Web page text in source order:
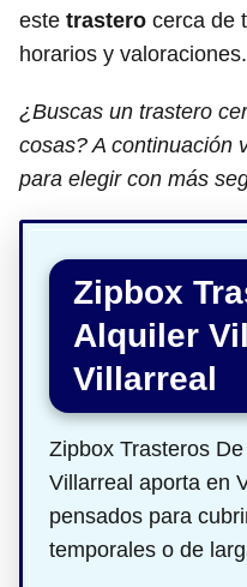
este trastero cerca de
horarios y valoraciones.
¿Buscas un trastero
cosas? A continuación
para elegir con más
Zipbox
Alquiler
Villarreal
Zipbox Trasteros
Villarreal aporta en
pensados para
temporales o de